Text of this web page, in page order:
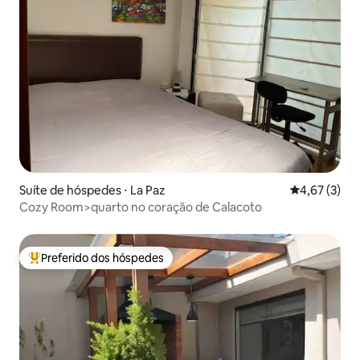
Suíte de hóspedes ⋅ La Paz 4,67 de
4,67 (3)
Cozy Room>quarto no coração de Calacoto
Entre os melhores preferidos dos hóspedes
Preferido dos hóspedes